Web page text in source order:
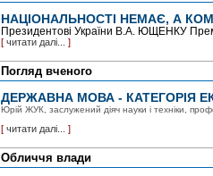
НАЦІОНАЛЬНОСТІ НЕМАЄ, А
Президентові України В.А. ЮЩЕНКУ
[ читати далі... ]
Погляд вченого
ДЕРЖАВНА МОВА - КАТЕГОРІЯ
Юрій ЖУК, заслужений діяч науки і техніки,
[ читати далі... ]
Обличчя влади